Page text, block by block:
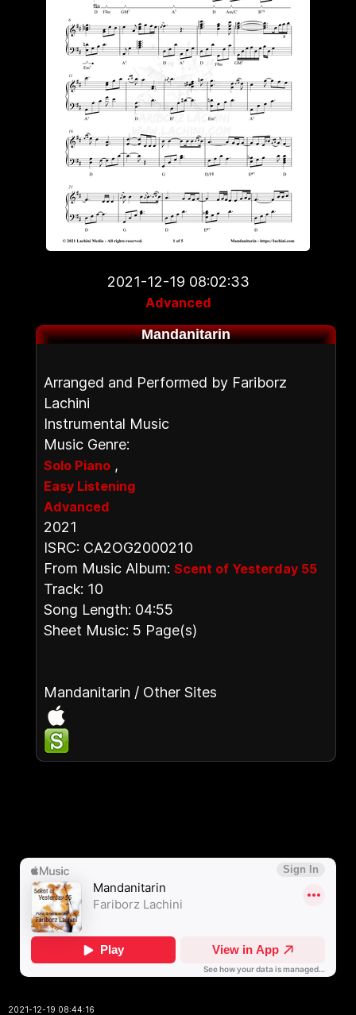
2021-12-19 08:02:33
Advanced
Mandanitarin
Arranged and Performed by Fariborz
Lachini
Instrumental Music
Music Genre:
Solo Piano ,
Easy Listening
Advanced
2021
ISRC: CA2OG2000210
From Music Album: Scent of Yesterday 55
Track: 10
Song Length: 04:55
Sheet Music: 5 Page(s)
Mandanitarin / Other Sites
2021-12-19 08:44:16